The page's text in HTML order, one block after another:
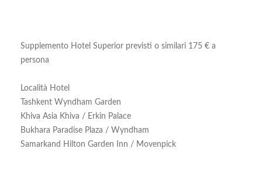
Supplemento Hotel Superior previsti o similari 175 € a
persona
Località Hotel
Tashkent Wyndham Garden
Khiva Asia Khiva / Erkin Palace
Bukhara Paradise Plaza / Wyndham
Samarkand Hilton Garden Inn / Movenpick